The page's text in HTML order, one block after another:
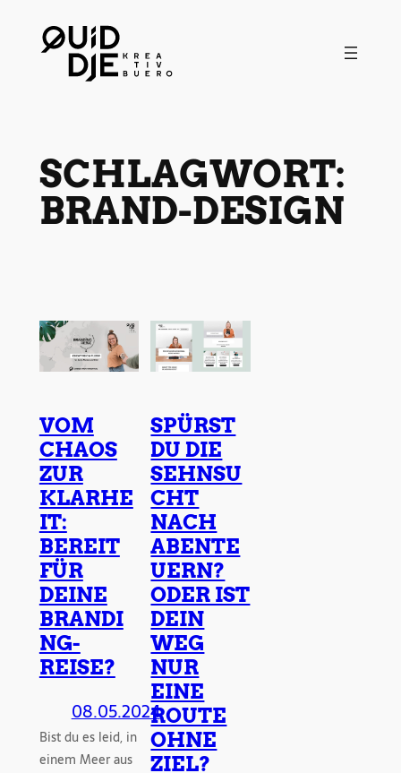
Inhalt
springen
SCHLAGWORT:
BRAND-DESIGN
VOM
CHAOS
ZUR
KLARHE
IT:
BEREIT
FÜR
DEINE
BRANDI
NG-
REISE?
08.05.2024
Bist du es leid, in
einem Meer aus
SPÜRST
DU DIE
SEHNSU
CHT
NACH
ABENTE
UERN?
ODER IST
DEIN
WEG
NUR
EINE
ROUTE
OHNE
ZIEL?